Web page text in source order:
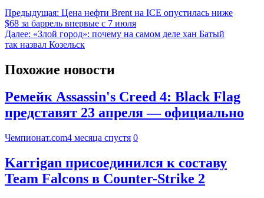
Предыдущая: Цена нефти Brent на ICE опустилась ниже
$68 за баррель впервые с 7 июля
Далее: «Злой город»: почему на самом деле хан Батый
так назвал Козельск
Похожие новости
Ремейк Assassin's Creed 4: Black Flag
представят 23 апреля — официально
Чемпионат.com4 месяца спустя 0
Karrigan присоединился к составу
Team Falcons в Counter-Strike 2